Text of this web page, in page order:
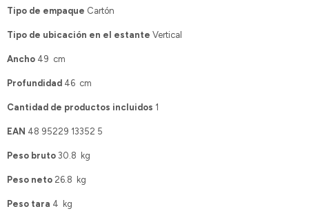
Tipo de empaque Cartón
Tipo de ubicación en el estante Vertical
Ancho 49 cm
Profundidad 46 cm
Cantidad de productos incluidos 1
EAN 48 95229 13352 5
Peso bruto 30.8 kg
Peso neto 26.8 kg
Peso tara 4 kg